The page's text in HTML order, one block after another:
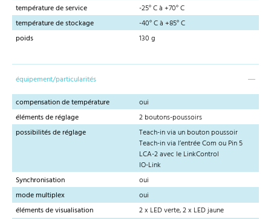
température de service
-25° C à +70° C
température de stockage
-40° C à +85° C
poids
130 g
équipement/particularités
compensation de température
oui
éléments de réglage
2 boutons-poussoirs
possibilités de réglage
Teach-in via un bouton poussoir
Teach-in via l’entrée Com ou Pin 5
LCA-2 avec le LinkControl
IO-Link
Synchronisation
oui
mode multiplex
oui
éléments de visualisation
2 x LED verte, 2 x LED jaune